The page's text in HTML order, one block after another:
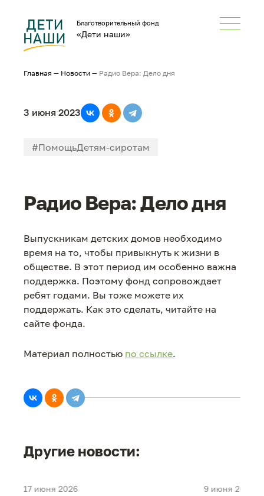
Благотворительный фонд
«Дети наши»
Главная — Новости — Радио Вера: Дело дня
3 июня 2023
#ПомощьДетям-сиротам
Радио Вера: Дело дня
Выпускникам детских домов необходимо
время на то, чтобы привыкнуть к жизни в
обществе. В этот период им особенно важна
поддержка. Поэтому фонд сопровождает
ребят годами. Вы тоже можете их
поддержать. Как это сделать, читайте на
сайте фонда.
Материал полностью по ссылке.
Другие новости:
17 июня 2026 9 июня 2026